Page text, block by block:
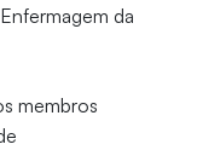
da
membros